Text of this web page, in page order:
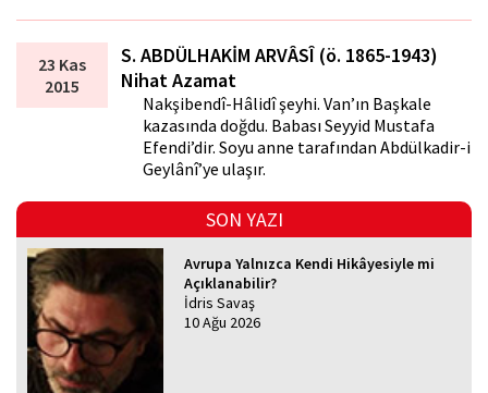
23 Kas
2015
S. ABDÜLHAKİM ARVÂSÎ (ö. 1865-1943)
Nihat Azamat
Nakşibendî-Hâlidî şeyhi. Van’ın Başkale
kazasında doğdu. Babası Seyyid Mustafa
Efendi’dir. Soyu anne tarafından Abdülkadir-i
Geylânî’ye ulaşır.
SON YAZI
Avrupa Yalnızca Kendi Hikâyesiyle mi
Açıklanabilir?
İdris Savaş
10 Ağu 2026